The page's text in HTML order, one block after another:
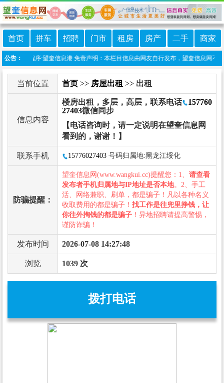
首页 拼车 招聘 门市 租房 房产 二手 商家
公告：
微信小程序:望奎信息港 免责声明：本栏目信息由网友自行发布，望奎信息网不
当前位置 首页 >> 房屋出租 >> 出租
信息内容
楼房出租，多层，高层，联系电话
157760
27403微信同步
【电话咨询时，请一定说明在望奎信息网
看到的，谢谢！】
联系手机 15776027403 号码归属地:黑龙江绥化
防骗提醒：
望奎信息网(www.wangkui.cc)提醒您：1、 请查看
发布者手机归属地与IP地址是否本地。2、手工
活、网络兼职、刷单，都是骗子！凡以各种名义
收取费用的都是骗子！ 找工作是往兜里挣钱，让
你往外掏钱的都是骗子 ！异地招聘请提高警惕，
谨防诈骗！
发布时间 2026-07-08 14:27:48
浏览 1039 次
拨打电话